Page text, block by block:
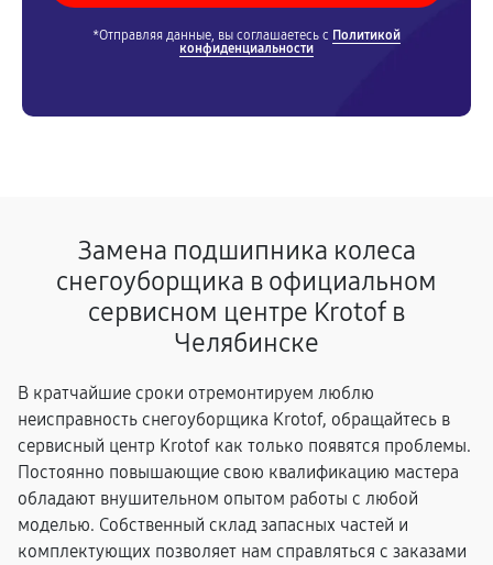
*Отправляя данные, вы соглашаетесь с Политикой
конфиденциальности
Замена подшипника колеса
снегоуборщика в официальном
сервисном центре Krotof в
Челябинске
В кратчайшие сроки отремонтируем люблю
неисправность снегоуборщика Krotof, обращайтесь в
сервисный центр Krotof как только появятся проблемы.
Постоянно повышающие свою квалификацию мастера
обладают внушительном опытом работы с любой
моделью. Собственный склад запасных частей и
комплектующих позволяет нам справляться с заказами